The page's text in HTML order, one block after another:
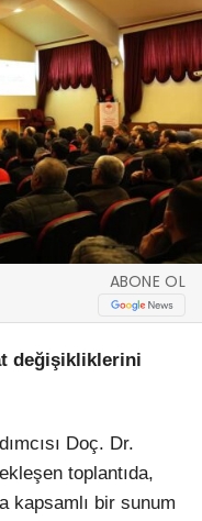
ABONE OL
değişikliklerini
Doç. Dr.
toplantıda,
kapsamlı bir sunum